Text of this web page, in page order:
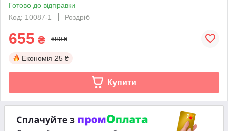
Готово до відправки
Код: 10087-1
Роздріб
655 ₴ 680 ₴
Економія 25 ₴
Купити